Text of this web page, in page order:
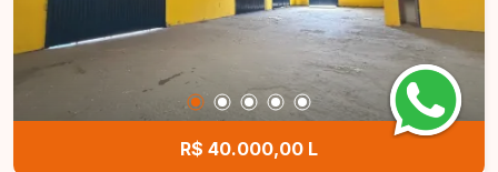
R$ 40.000,00 L